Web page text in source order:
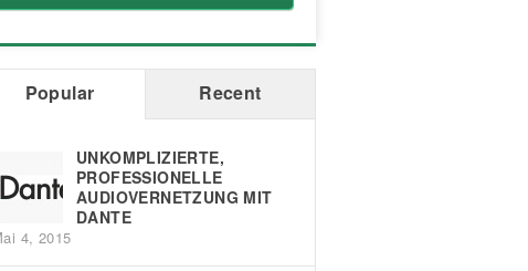
Popular Recent
UNKOMPLIZIERTE,
PROFESSIONELLE
AUDIOVERNETZUNG MIT
DANTE
4, 2015